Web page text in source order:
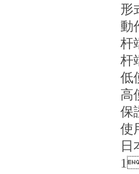
形
動
杆
杆
低
高
保
使
日